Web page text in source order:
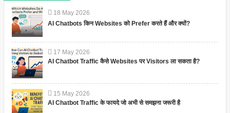
18 May 2026
AI Chatbots किन Websites को Prefer करते हैं और क्यों?
17 May 2026
AI Chatbot Traffic कैसे Websites पर Visitors ला सकता है?
15 May 2026
AI Chatbot Traffic के फायदे जो अभी से समझना जरूरी है